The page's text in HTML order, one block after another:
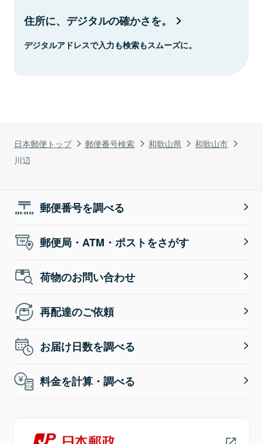
日本郵便トップ 郵便番号検索 和歌山県
和歌山市
川辺
住所に、デジタルの確かさを。
デジタルアドレスで入力も検索もスムーズに。
郵便番号を調べる
郵便局・ATM・ポストをさがす
荷物のお問い合わせ
再配達のご依頼
お届け日数を調べる
料金を計算・調べる